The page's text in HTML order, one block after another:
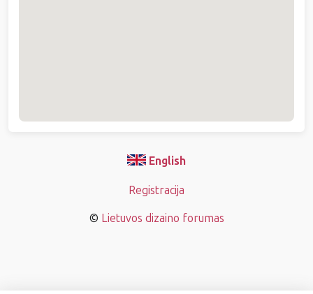
English
Registracija
© Lietuvos dizaino forumas